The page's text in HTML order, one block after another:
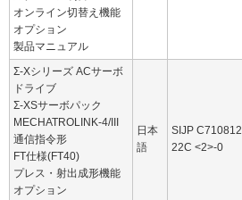
オンライン切替え機能
オプション
製品マニュアル
Σ-Xシリーズ ACサーボ
ドライブ
Σ-XSサーボパック
MECHATROLINK-4/III
通信指令形
FT仕様(FT40)
プレス・射出成形機能
オプション
日本
語
SIJP C710812
22C <2>-0